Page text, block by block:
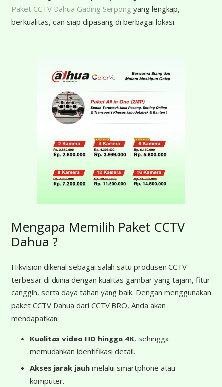
Paket CCTV Dahua Gading Serpong yang lengkap,
berkualitas, dan siap dipasang di berbagai lokasi.
Mengapa Memilih Paket CCTV
Dahua ?
Hikvision dikenal sebagai salah satu produsen CCTV
terbesar di dunia dengan kualitas gambar yang tajam, fitur
canggih, serta daya tahan yang baik. Dengan menggunakan
paket CCTV Dahua dari CCTV BRO, Anda akan
mendapatkan:
Kualitas video HD hingga 4K, sehingga
memudahkan identifikasi detail.
Akses jarak jauh melalui smartphone atau
komputer.